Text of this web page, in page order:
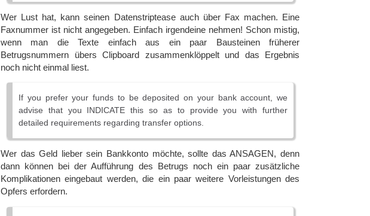
Wer Lust hat, kann seinen Datenstriptease auch über Fax machen. Eine
Faxnummer ist nicht angegeben. Einfach irgendeine nehmen! Schon mistig,
wenn man die Texte einfach aus ein paar Bausteinen früherer
Betrugsnummern übers Clipboard zusammenklöppelt und das Ergebnis
noch nicht einmal liest.
If you prefer your funds to be deposited on your bank account, we
advise that you INDICATE this so as to provide you with further
detailed requirements regarding transfer options.
Wer das Geld lieber sein Bankkonto möchte, sollte das ANSAGEN, denn
dann können bei der Aufführung des Betrugs noch ein paar zusätzliche
Komplikationen eingebaut werden, die ein paar weitere Vorleistungen des
Opfers erfordern.